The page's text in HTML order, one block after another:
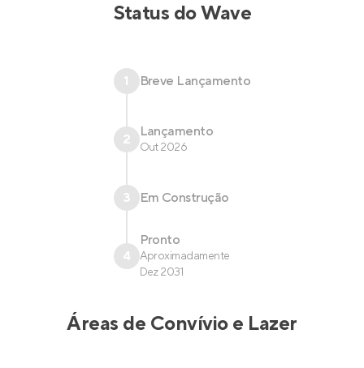
Status doWave
1 Breve Lançamento
2 Lançamento
Out 2026
3 Em Construção
4
Pronto
Aproximadamente
Dez 2031
Áreas de Convívio e Lazer